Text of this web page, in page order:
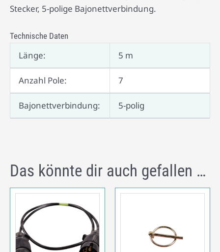
Stecker, 5-polige Bajonettverbindung.
Technische Daten
Länge: 5 m
Anzahl Pole: 7
Bajonettverbindung: 5-polig
Das könnte dir auch gefallen …